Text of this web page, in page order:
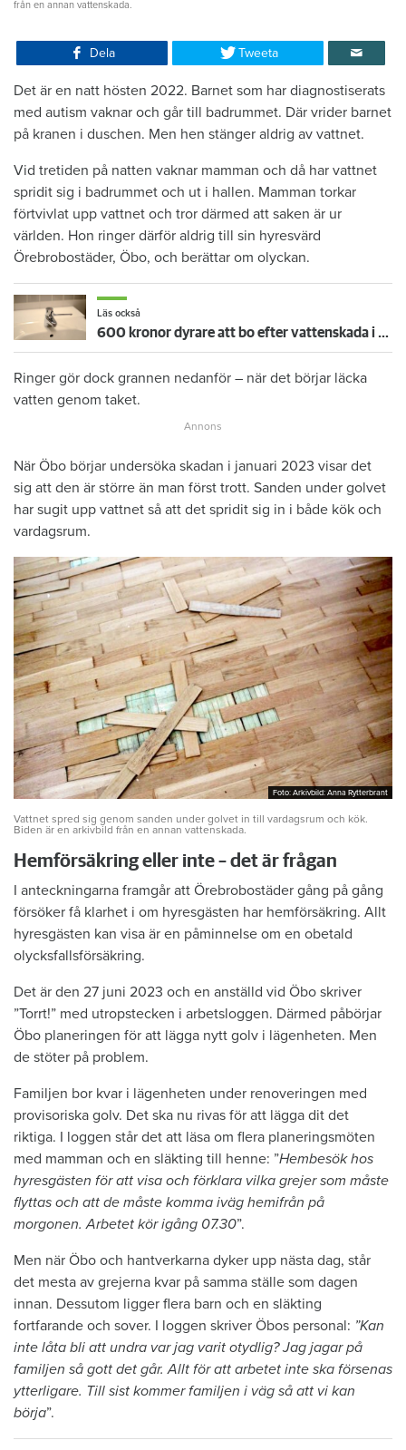
från en annan vattenskada.
Dela Tweeta
Det är en natt hösten 2022. Barnet som har diagnostiserats
med autism vaknar och går till badrummet. Där vrider barnet
på kranen i duschen. Men hen stänger aldrig av vattnet.
Vid tretiden på natten vaknar mamman och då har vattnet
spridit sig i badrummet och ut i hallen. Mamman torkar
förtvivlat upp vattnet och tror därmed att saken är ur
världen. Hon ringer därför aldrig till sin hyresvärd
Örebrobostäder, Öbo, och berättar om olyckan.
Läs också
600 kronor dyrare att bo efter vattenskada i Varberg
Ringer gör dock grannen nedanför – när det börjar läcka
vatten genom taket.
När Öbo börjar undersöka skadan i januari 2023 visar det
sig att den är större än man först trott. Sanden under golvet
har sugit upp vattnet så att det spridit sig in i både kök och
vardagsrum.
Foto: Arkivbild: Anna Rytterbrant
Foto: Arkivbild: Anna Rytterbrant
Vattnet spred sig genom sanden under golvet in till vardagsrum och kök.
Biden är en arkivbild från en annan vattenskada.
Hemförsäkring eller inte – det är frågan
I anteckningarna framgår att Örebrobostäder gång på gång
försöker få klarhet i om hyresgästen har hemförsäkring. Allt
hyresgästen kan visa är en påminnelse om en obetald
olycksfallsförsäkring.
Det är den 27 juni 2023 och en anställd vid Öbo skriver
”Torrt!” med utropstecken i arbetsloggen. Därmed påbörjar
Öbo planeringen för att lägga nytt golv i lägenheten. Men
de stöter på problem.
Familjen bor kvar i lägenheten under renoveringen med
provisoriska golv. Det ska nu rivas för att lägga dit det
riktiga. I loggen står det att läsa om flera planeringsmöten
med mamman och en släkting till henne: ”Hembesök hos
hyresgästen för att visa och förklara vilka grejer som måste
flyttas och att de måste komma iväg hemifrån på
morgonen. Arbetet kör igång 07.30”.
Men när Öbo och hantverkarna dyker upp nästa dag, står
det mesta av grejerna kvar på samma ställe som dagen
innan. Dessutom ligger flera barn och en släkting
fortfarande och sover. I loggen skriver Öbos personal: ”Kan
inte låta bli att undra var jag varit otydlig? Jag jagar på
familjen så gott det går. Allt för att arbetet inte ska försenas
ytterligare. Till sist kommer familjen i väg så att vi kan
börja”.